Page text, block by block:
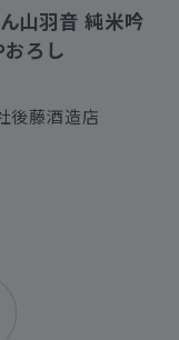
山羽音 純米吟
ろし
後藤酒造店